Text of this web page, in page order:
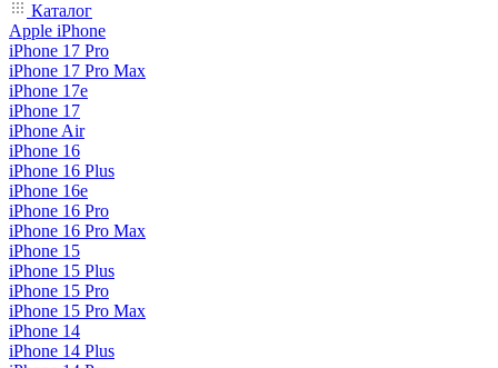
Каталог
Apple iPhone
iPhone 17 Pro
iPhone 17 Pro Max
iPhone 17e
iPhone 17
iPhone Air
iPhone 16
iPhone 16 Plus
iPhone 16e
iPhone 16 Pro
iPhone 16 Pro Max
iPhone 15
iPhone 15 Plus
iPhone 15 Pro
iPhone 15 Pro Max
iPhone 14
iPhone 14 Plus